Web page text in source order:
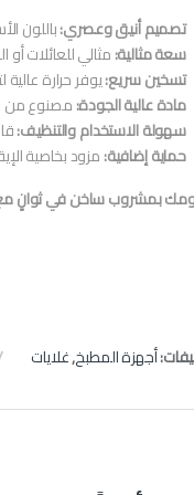
تصميم أنيق وعصري:باللون
سعة مثالية:مثالي للعائلات
تسخين سريع:يوفر حرارة
مادة عالية الجودة:مصنوع من
سهولة الاستخدام والتنظيف:قاعدة
حماية إضافية:مزود بخاصية
يومك بمشروب ساخن في ثوانٍ
أجهزة المطبخ,غلايات